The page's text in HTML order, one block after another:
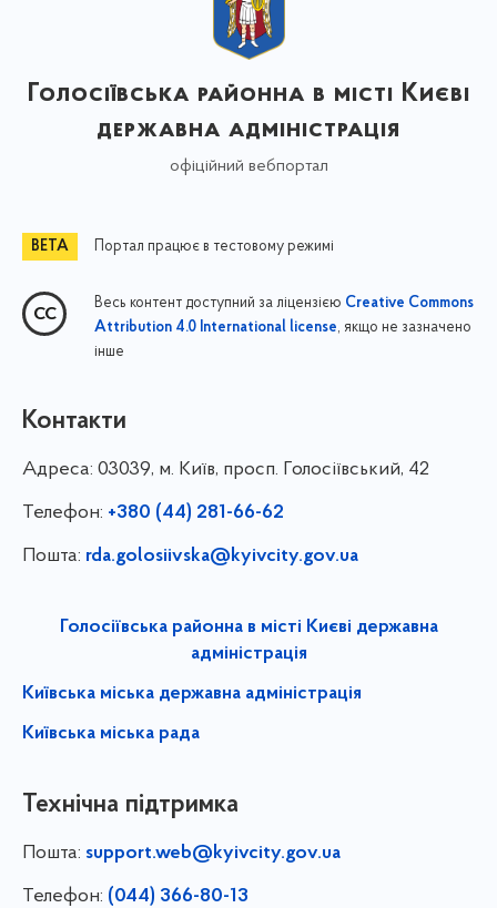
Голосіївська районна в місті Києві
державна адміністрація
офіційний вебпортал
Портал працює в тестовому режимі
Весь контент доступний за ліцензією Creative Commons
Attribution 4.0 International license, якщо не зазначено
інше
Контакти
Адреса: 03039, м. Київ, просп. Голосіївський, 42
Телефон: +380 (44) 281-66-62
Пошта: rda.golosiivska@kyivcity.gov.ua
Голосіївська районна в місті Києві державна
адміністрація
Київська міська державна адміністрація
Київська міська рада
Технічна підтримка
Пошта: support.web@kyivcity.gov.ua
Телефон: (044) 366-80-13